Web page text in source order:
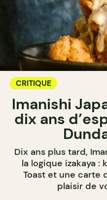
CRITIQUE
Imanishi
dix ans
Dix ans plus tard,
la logique izakaya :
Toast et une carte
plaisir de